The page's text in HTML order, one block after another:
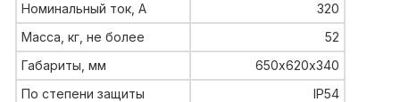
Номинальный ток, А
320
Масса, кг, не более
52
Габариты, мм
650х620х340
По степени защиты
IP54